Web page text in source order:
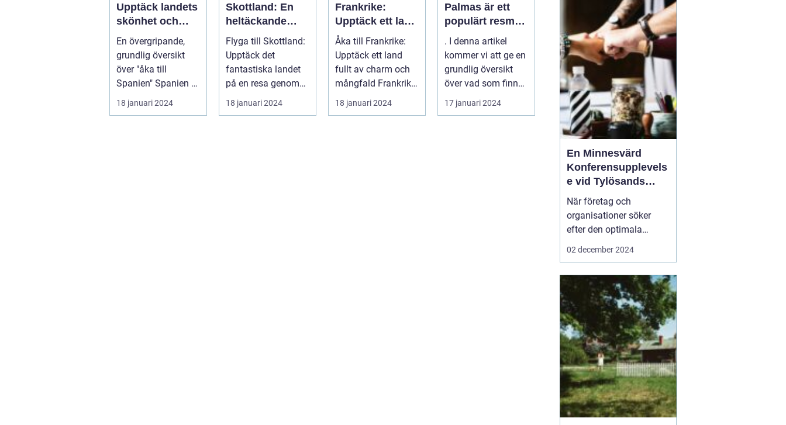
Upptäck landets
skönhet och
kultur
En övergripande,
grundlig översikt
över "åka till
Spanien" Spanien är
ett av Europas mest
populära ...
18 januari 2024
Skottland: En
heltäckande
guide
Flyga till Skottland:
Upptäck det
fantastiska landet
på en resa genom
luften Introduktion:
Att flyg...
18 januari 2024
Frankrike:
Upptäck ett land
fullt av charm
och mångfald
Åka till Frankrike:
Upptäck ett land
fullt av charm och
mångfald Frankrike
är ett land som
fasciner...
18 januari 2024
Palmas är ett
populärt resmål
för många
resenärer, som
dras till de
vackra
behagliga
klimatet och den
. I denna artikel
kommer vi att ge en
grundlig översikt
över vad som finns
att upptäcka när
man flyg...
17 januari 2024
berikande. Temaresor
kan innefatta allt från
kulinariska äventyr till
historiska expedi...
En Minnesvärd
Konferensupplevels
e vid Tylösands
Kust
När företag och
organisationer söker
efter den optimala
platsen för sin nästa
faciliteternas kvalitet s...
02 december 2024